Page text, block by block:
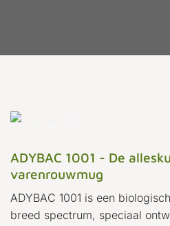
ADYBAC 1001 - De
varenrouwmug
ADYBAC 1001 is een
breed spectrum, speciaal